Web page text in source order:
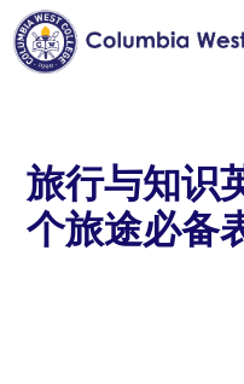
旅行与知识
个旅途必备